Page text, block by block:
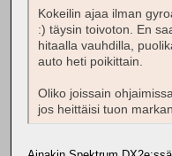
Kokeilin ajaa ilman
:) täysin toivoton. En
hitaalla vauhdilla,
auto heti poikittain.
Oliko joissain
jos heittäisi tuon